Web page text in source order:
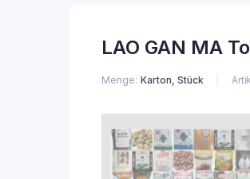
LAO GAN MA
Menge Karton, Stück